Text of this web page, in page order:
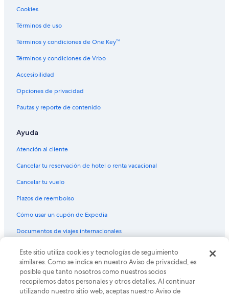
Moteles en Eaton
Cookies
Términos de uso
Términos y condiciones de One Key™
Términos y condiciones de Vrbo
Accesibilidad
Opciones de privacidad
Pautas y reporte de contenido
Ayuda
Atención al cliente
Cancelar tu reservación de hotel o renta vacacional
Cancelar tu vuelo
Plazos de reembolso
Cómo usar un cupón de Expedia
Documentos de viajes internacionales
© 2026 Expedia, Inc., una empresa de Expedia Group. Todos los
derechos reservados. Expedia y el logo de Expedia son marcas
registradas o marcas comerciales de Expedia, Inc. CST# 2029030-50.
Este sitio utiliza cookies y tecnologías de seguimiento
similares. Como se indica en nuestro Aviso de privacidad, es
posible que tanto nosotros como nuestros socios
recopilemos datos personales y otros detalles. Al continuar
utilizando nuestro sitio web, aceptas nuestro Aviso de